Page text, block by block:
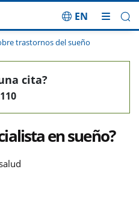
EN
trastornos del sueño
en sueño?
cita?